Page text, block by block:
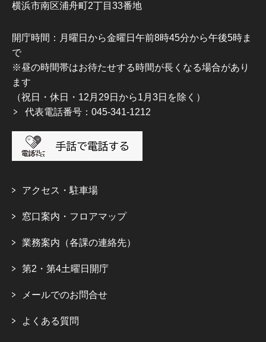
横浜市南区浦舟町2丁目33番地
開庁時間：月曜日から金曜日午前8時45分から午後5時ま
で
※昼の時間帯はお待たせする時間が長くなる場合があり
ます
（祝日・休日・12月29日から1月3日を除く）
代表電話番号：045-341-1212
アクセス・駐車場
窓口案内・フロアマップ
業務案内（各課の連絡先）
第2・第4土曜日開庁
メールでのお問合せ
よくある質問